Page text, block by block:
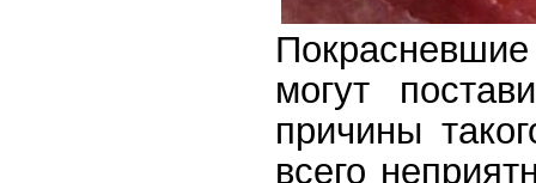
могут
причины
всего